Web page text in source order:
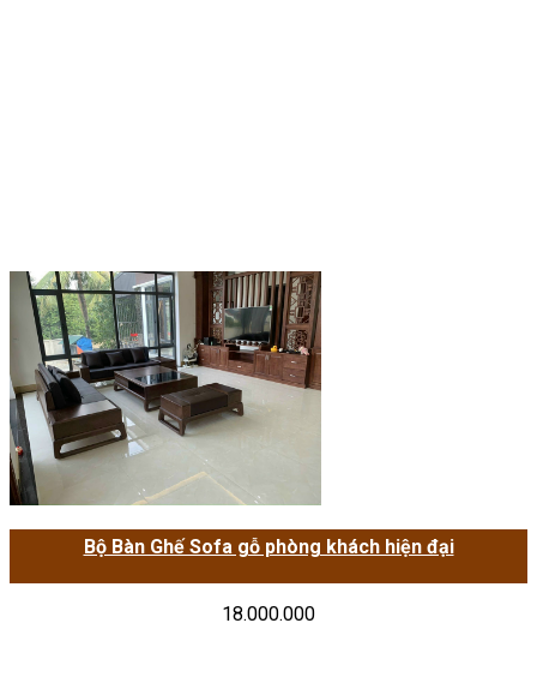
Bộ Bàn Ghế Sofa gỗ phòng khách hiện đại
18.000.000